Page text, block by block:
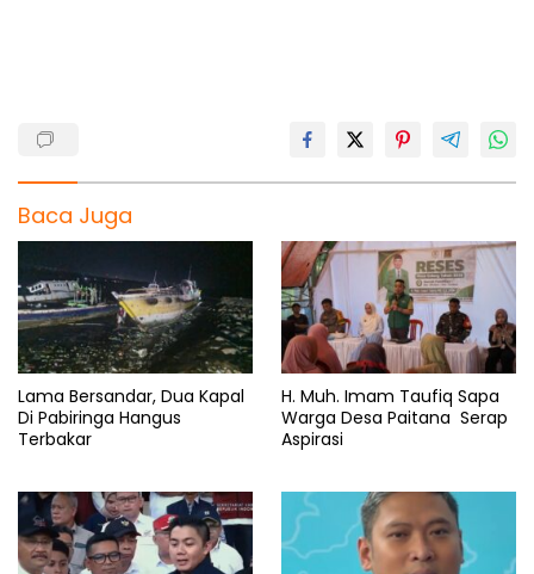
Baca Juga
Lama Bersandar, Dua Kapal
Di Pabiringa Hangus
Terbakar
H. Muh. Imam Taufiq Sapa
Warga Desa Paitana Serap
Aspirasi